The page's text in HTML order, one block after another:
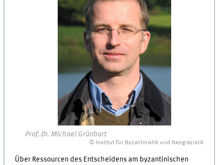
Prof. Dr. Michael Grünbart
© Institut für Byzantinistik und Neogräzistik
Über Ressourcen des Entscheidens am byzantinischen